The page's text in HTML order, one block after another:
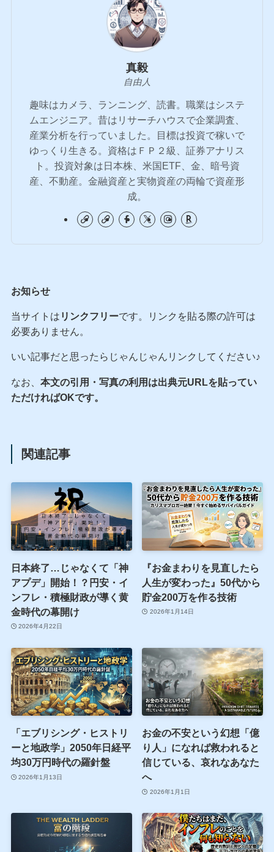
真毅
自由人
趣味はカメラ、ランニング、読書。職業はシステ
ムエンジニア。昔はリサーチハウスで企業調査、
産業分析を行っていました。目標は投資で稼いで
ゆっくり生きる。資格はＦＰ２級、証券アナリス
ト。投資対象は日本株、米国ETF、金、暗号資
産、不動産。金融資産と実物資産の両輪で資産形
成。
お知らせ
当サイトは リンクフリーです。リンクを貼る際の許可は
必要ありません。
いい記事だと思ったらじゃんじゃんリンクしてください♪
なお、 本文の引用・写真の利用は出典元URLを貼ってい
ただければOKです。
関連記事
日本終了…じゃなくて「神
アプデ」開始！？円安・イ
ンフレ・積極財政が導く黄
金時代の幕開け
2026年4月22日
『お金まわりを見直したら
人生が変わった』50代から
貯金200万を作る技術
2026年1月14日
「エブリシング・ヒストリ
ーと地政学」2050年日経平
均30万円時代の羅針盤
2026年1月13日
お金の不安という幻想「億
り人」になれば救われると
信じている、哀れなあなた
へ
2026年1月1日